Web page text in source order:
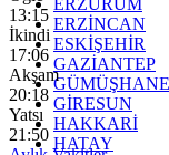
ERZURUM
ERZİNCAN
ESKİŞEHİR
GAZİANTEP
GÜMÜŞHANE
GİRESUN
HAKKARİ
HATAY
13:15
İkindi
17:06
Akşam
20:18
Yatsı
21:50